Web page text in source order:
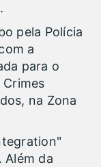
pela Polícia
a
para o
na Zona
Além da